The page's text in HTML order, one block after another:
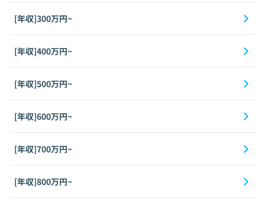
[年収]300万円~
[年収]400万円~
[年収]500万円~
[年収]600万円~
[年収]700万円~
[年収]800万円~